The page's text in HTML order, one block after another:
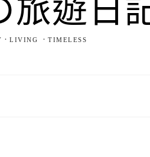
旅遊日
．LIVING ．TIMELESS